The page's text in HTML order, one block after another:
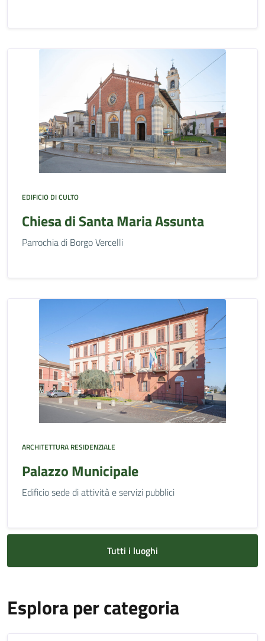
EDIFICIO DI CULTO
Chiesa di Santa Maria Assunta
Parrochia di Borgo Vercelli
ARCHITETTURA RESIDENZIALE
Palazzo Municipale
Edificio sede di attività e servizi pubblici
Tutti i luoghi
Esplora per categoria